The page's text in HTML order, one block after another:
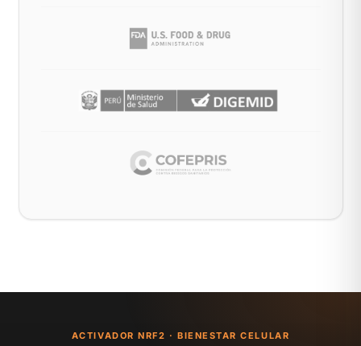
ACTIVADOR NRF2 · BIENESTAR CELULAR